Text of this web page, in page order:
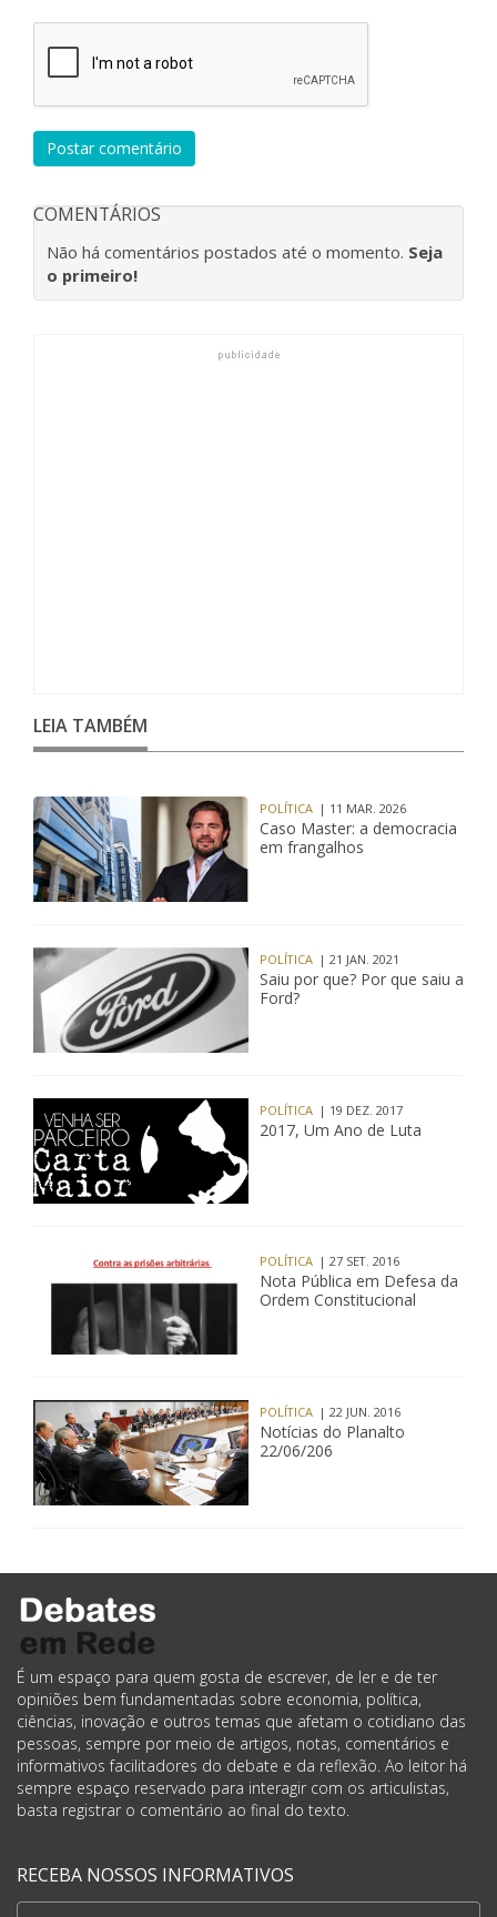
Postar comentário
COMENTÁRIOS
Não há comentários postados até o momento. Seja
o primeiro!
LEIA TAMBÉM
POLÍTICA | 11 MAR. 2026
Caso Master: a democracia
em frangalhos
POLÍTICA | 21 JAN. 2021
Saiu por que? Por que saiu a
Ford?
POLÍTICA | 19 DEZ. 2017
2017, Um Ano de Luta
POLÍTICA | 27 SET. 2016
Nota Pública em Defesa da
Ordem Constitucional
POLÍTICA | 22 JUN. 2016
Notícias do Planalto
22/06/206
É um espaço para quem gosta de escrever, de ler e de ter
opiniões bem fundamentadas sobre economia, política,
ciências, inovação e outros temas que afetam o cotidiano das
pessoas, sempre por meio de artigos, notas, comentários e
informativos facilitadores do debate e da reflexão. Ao leitor há
sempre espaço reservado para interagir com os articulistas,
basta registrar o comentário ao final do texto.
RECEBA NOSSOS INFORMATIVOS